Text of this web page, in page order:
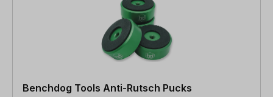
Benchdog Tools Anti-Rutsch Pucks